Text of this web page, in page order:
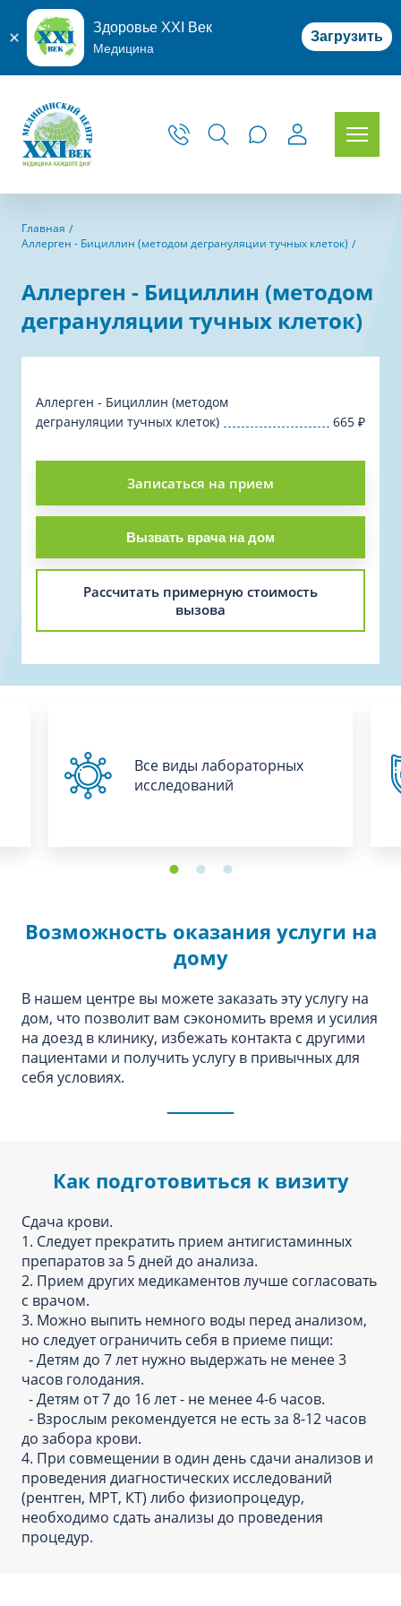
Здоровье XXI Век
Медицина
Загрузить
Главная
Аллерген - Бициллин (методом дегрануляции тучных клеток)
Аллерген - Бициллин (методом
дегрануляции тучных клеток)
Аллерген - Бициллин (методом
дегрануляции тучных клеток)
665 ₽
Записаться на прием
Вызвать врача на дом
Рассчитать примерную стоимость
вызова
Все виды лабораторных
исследований
Возможность оказания услуги на
дому
В нашем центре вы можете заказать эту услугу на
дом, что позволит вам сэкономить время и усилия
на доезд в клинику, избежать контакта с другими
пациентами и получить услугу в привычных для
себя условиях.
Как подготовиться к визиту
Сдача крови.
1. Следует прекратить прием антигистаминных
препаратов за 5 дней до анализа.
2. Прием других медикаментов лучше согласовать
с врачом.
3. Можно выпить немного воды перед анализом,
но следует ограничить себя в приеме пищи:
- Детям до 7 лет нужно выдержать не менее 3
часов голодания.
- Детям от 7 до 16 лет - не менее 4-6 часов.
- Взрослым рекомендуется не есть за 8-12 часов
до забора крови.
4. При совмещении в один день сдачи анализов и
проведения диагностических исследований
(рентген, МРТ, КТ) либо физиопроцедур,
необходимо сдать анализы до проведения
процедур.